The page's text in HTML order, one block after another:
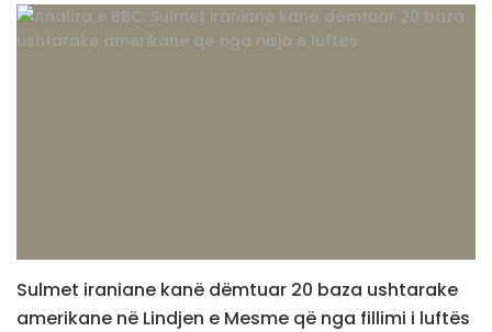
Sulmet iraniane kanë dëmtuar 20 baza ushtarake
amerikane në Lindjen e Mesme që nga fillimi i luftës